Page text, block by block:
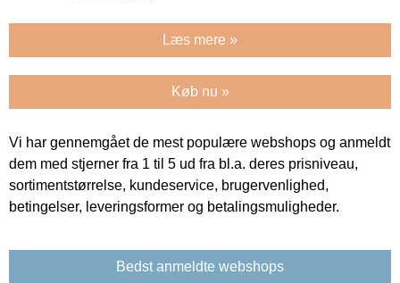
Læs mere »
Køb nu »
Vi har gennemgået de mest populære webshops og anmeldt
dem med stjerner fra 1 til 5 ud fra bl.a. deres prisniveau,
sortimentstørrelse, kundeservice, brugervenlighed,
betingelser, leveringsformer og betalingsmuligheder.
Bedst anmeldte webshops